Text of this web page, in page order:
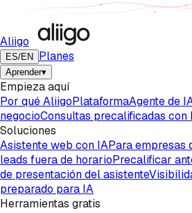
Aliigo
ES/EN Planes
Aprender▾
Empieza aquí
Por qué AliigoPlataformaAgente de
negocioConsultas precalificadas con
Soluciones
Asistente web con IAPara empresas
leads fuera de horarioPrecalificar
de presentación del asistente
preparado para IA
Herramientas gratis